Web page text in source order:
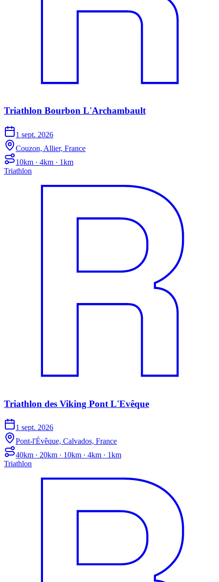
Triathlon Bourbon L'Archambault
1 sept. 2026
Couzon, Allier, France
10km · 4km · 1km
Triathlon
Triathlon des Viking Pont L'Evêque
1 sept. 2026
Pont-l'Évêque, Calvados, France
40km · 20km · 10km · 4km · 1km
Triathlon